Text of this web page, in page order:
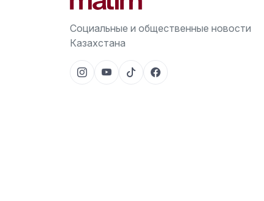
Социальные и общественные новости
Казахстана